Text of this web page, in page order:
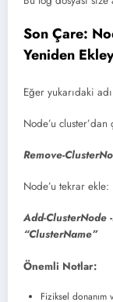
Son Çare:
Yeniden
Eğer yukarıdaki
Node’u cluster’dan
Remove-
Node’u tekrar ekle:
Add-ClusterNode
“ClusterName”
Önemli Notlar:
Fiziksel donanım